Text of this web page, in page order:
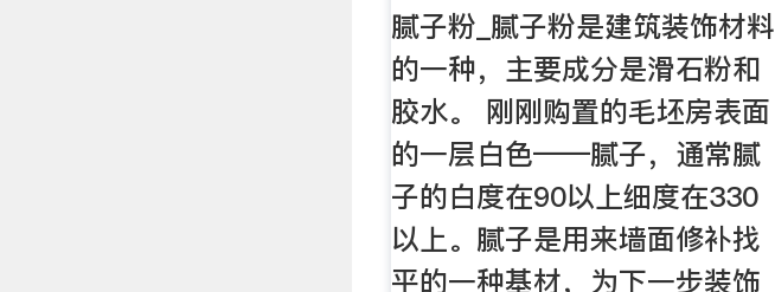
腻子粉_腻子粉是建筑装饰材料
的一种，主要成分是滑石粉和
胶水。 刚刚购置的毛坯房表面
的一层白色——腻子，通常腻
子的白度在90以上细度在330
以上。腻子是用来墙面修补找
平的一种基材，为下一步装饰